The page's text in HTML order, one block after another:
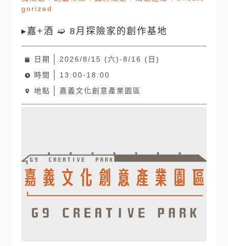
gorized
▸嘉+酒 ➫ 8月探險家的創作基地
日期
2026/8/15 (六)-8/16 (日)
時間
13:00-18:00
地點
嘉義文化創意產業園區